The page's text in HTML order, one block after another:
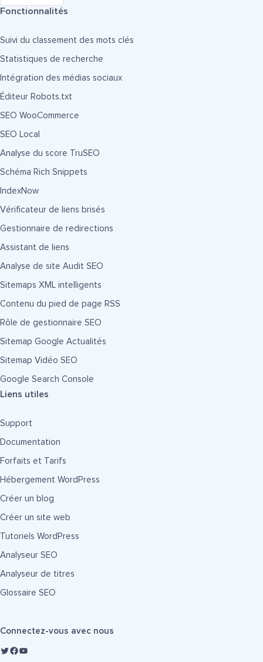
Fonctionnalités
Suivi du classement des mots clés
Statistiques de recherche
Intégration des médias sociaux
Éditeur Robots.txt
SEO WooCommerce
SEO Local
Analyse du score TruSEO
Schéma Rich Snippets
IndexNow
Vérificateur de liens brisés
Gestionnaire de redirections
Assistant de liens
Analyse de site Audit SEO
Sitemaps XML intelligents
Contenu du pied de page RSS
Rôle de gestionnaire SEO
Sitemap Google Actualités
Sitemap Vidéo SEO
Google Search Console
Liens utiles
Support
Documentation
Forfaits et Tarifs
Hébergement WordPress
Créer un blog
Créer un site web
Tutoriels WordPress
Analyseur SEO
Analyseur de titres
Glossaire SEO
Connectez-vous avec nous